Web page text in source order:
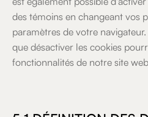
des témoins en changeant vos
paramètres de votre
que désactiver les cookies
fonctionnalités de notre site